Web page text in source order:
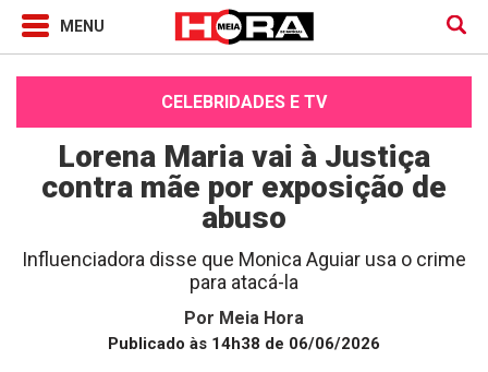
CELEBRIDADES E TV
Lorena Maria vai à Justiça
contra mãe por exposição de
abuso
Influenciadora disse que Monica Aguiar usa o crime
para atacá-la
Por Meia Hora
Publicado às 14h38 de 06/06/2026